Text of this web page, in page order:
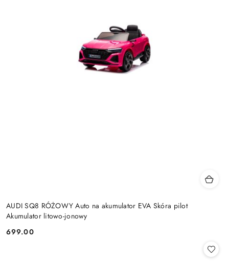
AUDI SQ8 RÓŻOWY Auto na akumulator EVA Skóra pilot
Akumulator litowo-jonowy
Cena:
699.00